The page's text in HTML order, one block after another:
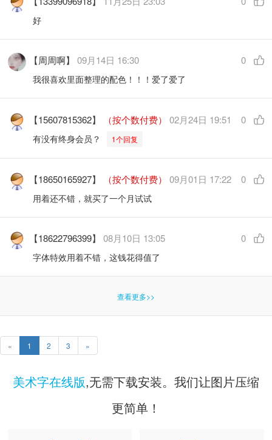
好
【周周啊】09月14日 16:30 0
我很喜欢里面整理的配色！！！爱了爱了
【15607815362】 （按个数付费） 02月24日 19:51 0
有没有终身会员？ 1个回复
【18650165927】 （按个数付费） 09月01日 17:22 0
用着还不错，就买了一个月试试
【18622796399】08月10日 13:05 0
字体特效用着不错，这钱花得值了
查看更多>>
« 1 2 3 »
美术字在线版,无需下载安装。我们让图片压缩
更简单！